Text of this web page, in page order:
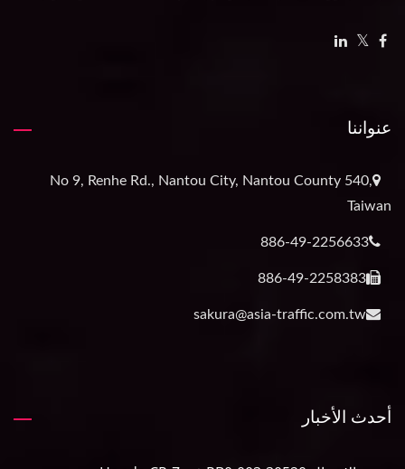
عنواننا
No 9, Renhe Rd., Nantou City, Nantou County 540,
Taiwan
886-49-2256633
886-49-2258383
sakura@asia-traffic.com.tw
أحدث الأخبار